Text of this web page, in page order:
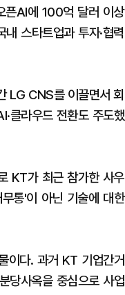
픈AI에 100억 달러 이상
스타트업과 투자·협력
LG CNS를 이끌면서 회
클라우드 전환도 주도했
KT가 최근 참가한 사우
통'이 아닌 기술에 대한
이다. 과거 KT 기업간거
당사옥을 중심으로 사업